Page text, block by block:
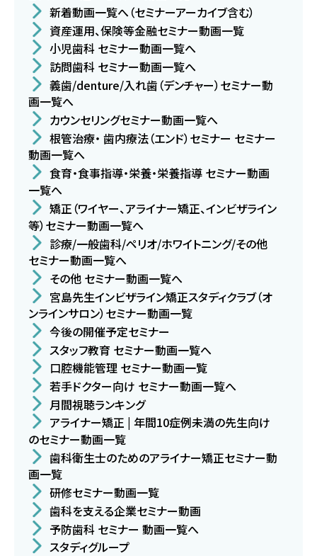
新着動画一覧へ（セミナーアーカイブ含む）
資産運用、保険等金融セミナー動画一覧
小児歯科 セミナー動画一覧へ
訪問歯科 セミナー動画一覧へ
義歯/denture/入れ歯（デンチャー）セミナー動
画一覧へ
カウンセリングセミナー動画一覧へ
根管治療・ 歯内療法（エンド）セミナー セミナー
動画一覧へ
食育・食事指導・栄養・栄養指導 セミナー動画
一覧へ
矯正（ワイヤー、アライナー矯正、インビザライン
等）セミナー動画一覧へ
診療/一般歯科/ペリオ/ホワイトニング/その他
セミナー動画一覧へ
その他 セミナー動画一覧へ
宮島先生インビザライン矯正スタディクラブ（オ
ンラインサロン）セミナー動画一覧
今後の開催予定セミナー
スタッフ教育 セミナー動画一覧へ
口腔機能管理 セミナー動画一覧
若手ドクター向け セミナー動画一覧へ
月間視聴ランキング
アライナー矯正 | 年間10症例未満の先生向け
のセミナー動画一覧
歯科衛生士のためのアライナー矯正セミナー動
画一覧
研修セミナー動画一覧
歯科を支える企業セミナー動画
予防歯科 セミナー 動画一覧へ
スタディグループ